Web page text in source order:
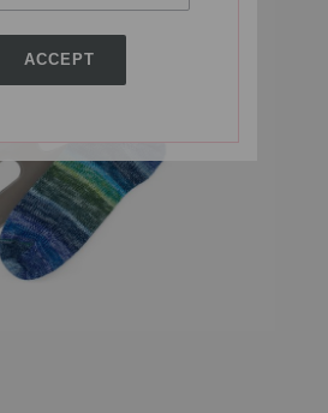
ACCEPT